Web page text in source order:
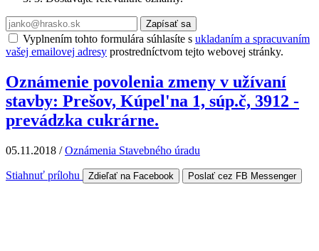
Zapísať sa
Vyplnením tohto formulára súhlasíte s ukladaním a spracuvaním
vašej emailovej adresy prostredníctvom tejto webovej stránky.
Oznámenie povolenia zmeny v užívaní
stavby: Prešov, Kúpel'na 1, súp.č, 3912 -
prevádzka cukrárne.
05.11.2018 /Oznámenia Stavebného úradu
Stiahnuť prílohu Zdieľať na Facebook Poslať cez FB Messenger